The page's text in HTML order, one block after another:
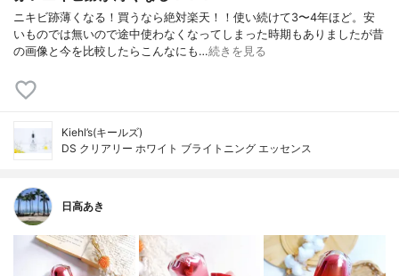
ニキビ跡薄くなる！買うなら絶対楽天！！使い続けて3〜4年ほど。安
いものでは無いので途中使わなくなってしまった時期もありましたが昔
の画像と今を比較したらこんなにも…続きを見る
Kiehl’s(キールズ)
DS クリアリー ホワイト ブライトニング エッセンス
日高あき